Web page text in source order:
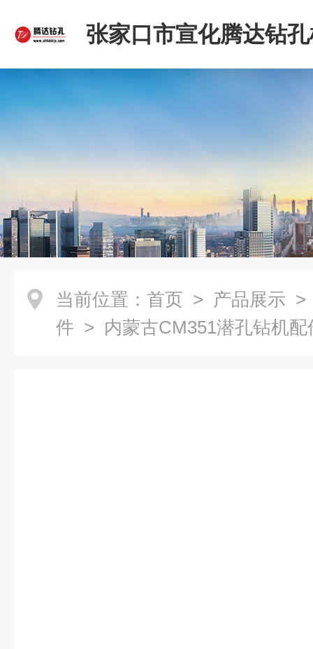
张家口市宣化腾达钻
限公司
当前位置： 首页 > 产品展示
件 > 内蒙古CM351潜孔钻机配